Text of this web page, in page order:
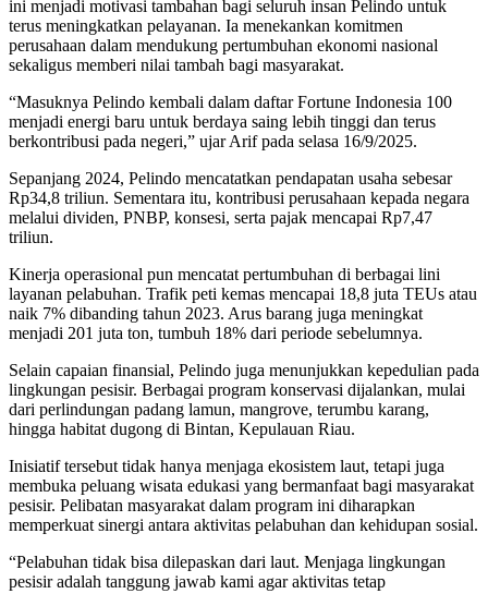
ini menjadi motivasi tambahan bagi seluruh insan Pelindo untuk
terus meningkatkan pelayanan. Ia menekankan komitmen
perusahaan dalam mendukung pertumbuhan ekonomi nasional
sekaligus memberi nilai tambah bagi masyarakat.
“Masuknya Pelindo kembali dalam daftar Fortune Indonesia 100
menjadi energi baru untuk berdaya saing lebih tinggi dan terus
berkontribusi pada negeri,” ujar Arif pada selasa 16/9/2025.
Sepanjang 2024, Pelindo mencatatkan pendapatan usaha sebesar
Rp34,8 triliun. Sementara itu, kontribusi perusahaan kepada negara
melalui dividen, PNBP, konsesi, serta pajak mencapai Rp7,47
triliun.
Kinerja operasional pun mencatat pertumbuhan di berbagai lini
layanan pelabuhan. Trafik peti kemas mencapai 18,8 juta TEUs atau
naik 7% dibanding tahun 2023. Arus barang juga meningkat
menjadi 201 juta ton, tumbuh 18% dari periode sebelumnya.
Selain capaian finansial, Pelindo juga menunjukkan kepedulian pada
lingkungan pesisir. Berbagai program konservasi dijalankan, mulai
dari perlindungan padang lamun, mangrove, terumbu karang,
hingga habitat dugong di Bintan, Kepulauan Riau.
Inisiatif tersebut tidak hanya menjaga ekosistem laut, tetapi juga
membuka peluang wisata edukasi yang bermanfaat bagi masyarakat
pesisir. Pelibatan masyarakat dalam program ini diharapkan
memperkuat sinergi antara aktivitas pelabuhan dan kehidupan sosial.
“Pelabuhan tidak bisa dilepaskan dari laut. Menjaga lingkungan
pesisir adalah tanggung jawab kami agar aktivitas tetap